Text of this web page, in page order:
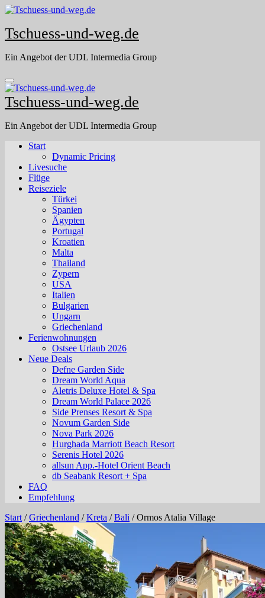
Skip
content
Tschuess-und-weg.de
Ein Angebot der UDL Intermedia Group
Tschuess-und-weg.de
Ein Angebot der UDL Intermedia Group
Start
Dynamic Pricing
Livesuche
Flüge
Reiseziele
Türkei
Spanien
Ägypten
Portugal
Kroatien
Malta
Thailand
Zypern
USA
Italien
Bulgarien
Ungarn
Griechenland
Ferienwohnungen
Ostsee Urlaub 2026
Neue Deals
Defne Garden Side
Dream World Aqua
Aletris Deluxe Hotel & Spa
Dream World Palace 2026
Side Prenses Resort & Spa
Novum Garden Side
Nova Park 2026
Hurghada Marriott Beach Resort
Serenis Hotel 2026
allsun App.-Hotel Orient Beach
db Seabank Resort + Spa
FAQ
Empfehlung
Start /Griechenland /Kreta /Bali /Ormos Atalia Village